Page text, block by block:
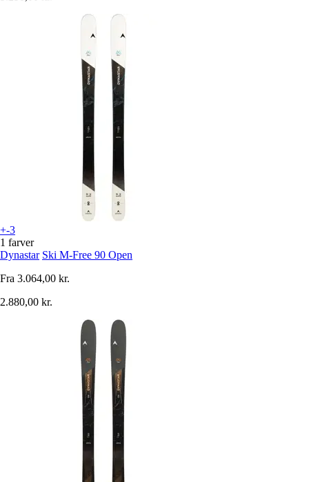
+-3
1 farver
Dynastar Ski M-Free 90 Open
Fra 3.064,00 kr.
2.880,00 kr.